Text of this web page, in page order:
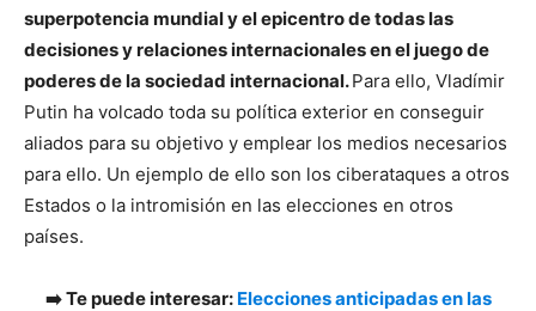
superpotencia mundial y el epicentro de todas las
decisiones y relaciones internacionales en el juego de
poderes de la sociedad internacional.Para ello, Vladímir
Putin ha volcado toda su política exterior en conseguir
aliados para su objetivo y emplear los medios necesarios
para ello. Un ejemplo de ello son los ciberataques a otros
Estados o la intromisión en las elecciones en otros
países.
➡️ Te puede interesar: Elecciones anticipadas en las